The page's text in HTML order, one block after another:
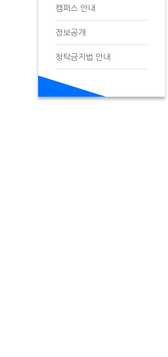
캠퍼스 안내
정보공개
청탁금지법 안내